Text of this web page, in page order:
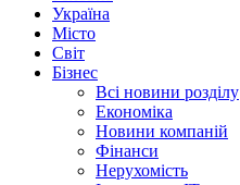
Україна
Місто
Світ
Бізнес
Всі новини розділу
Економіка
Новини компаній
Фінанси
Нерухомість